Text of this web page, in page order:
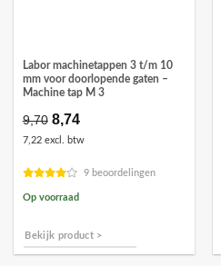
Labor machinetappen 3 t/m 10
mm voor doorlopende gaten –
Machine tap M 3
9,70 Oorspronkelijke
prijs
was:
8,74Huidige
is:
7,22 excl. btw
9 beoordelingen
Op voorraad
Bekijk product >